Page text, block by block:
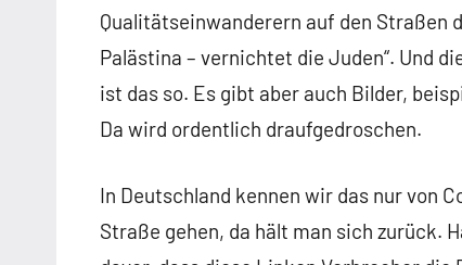
Qualitätseinwanderern auf den Straßen
Palästina – vernichtet die Juden“. Und
ist das so. Es gibt aber auch Bilder,
Da wird ordentlich draufgedroschen.
In Deutschland kennen wir das nur von
Straße gehen, da hält man sich zurück.